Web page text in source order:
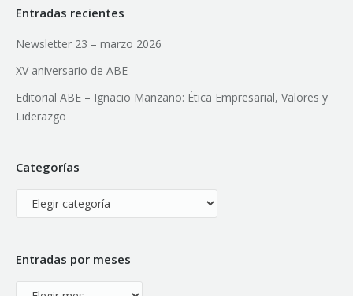
Entradas recientes
Newsletter 23 – marzo 2026
XV aniversario de ABE
Editorial ABE – Ignacio Manzano: Ética Empresarial, Valores y
Liderazgo
Categorías
Categorías
Entradas por meses
Entradas